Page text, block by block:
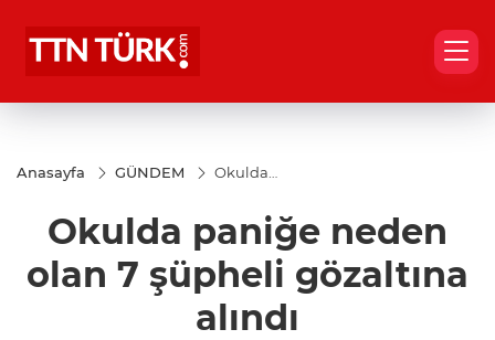
Anasayfa GÜNDEM
Okulda
olan 7
şüpheli
gözaltına
alındı
Okulda paniğe neden
olan 7 şüpheli gözaltına
alındı